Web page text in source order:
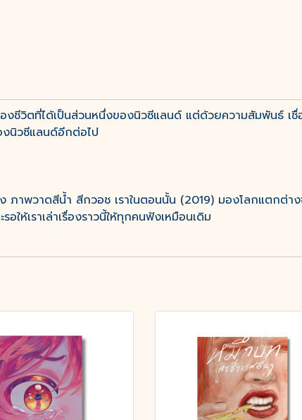
วิตที่ได้เป็นส่วนหนึ่งของนิวซีแลนด์ แต่ด้วยความสัมพันธ์ เชื่
งนิวซีแลนด์อีกต่อไป
ภาพวาดสีน้ำ สีกวอช เราในตอนนั้น (2019) มองโลกแตกต่
ให้เราเล่าเรื่องราวนี้ให้ทุกคนฟังเหมือนเดิม